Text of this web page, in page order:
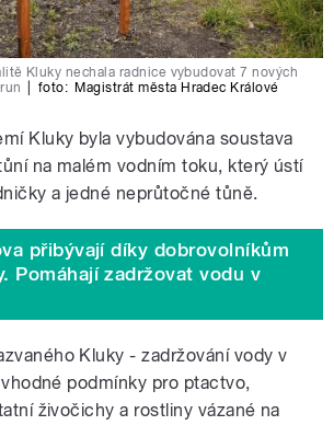
Kluky nechala radnice vybudovat 7 nových
foto: Magistrát města Hradec Králové
Kluky byla vybudována soustava
na malém vodním toku, který ústí
a jedné neprůtočné tůně.
přibývají díky dobrovolníkům
Pomáhají zadržovat vodu v
Kluky - zadržování vody v
podmínky pro ptactvo,
živočichy a rostliny vázané na